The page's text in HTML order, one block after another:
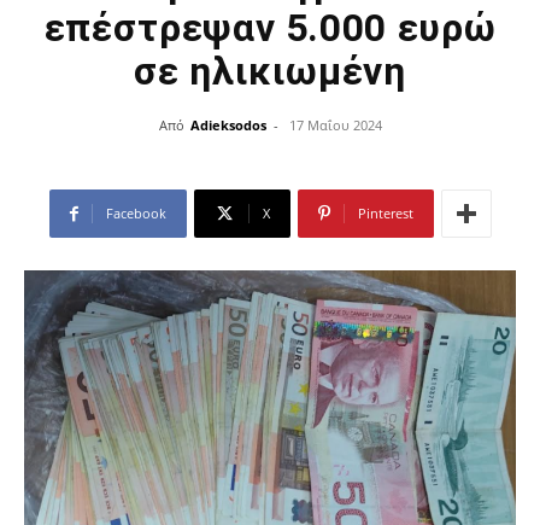
επέστρεψαν 5.000 ευρώ
σε ηλικιωμένη
Από Adieksodos - 17 Μαΐου 2024
Facebook X Pinterest